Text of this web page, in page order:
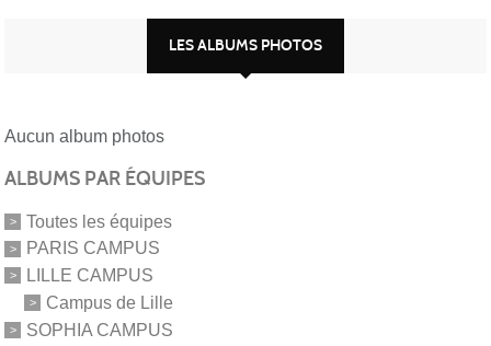
LES ALBUMS PHOTOS
Aucun album photos
ALBUMS PAR ÉQUIPES
Toutes les équipes
PARIS CAMPUS
LILLE CAMPUS
Campus de Lille
SOPHIA CAMPUS